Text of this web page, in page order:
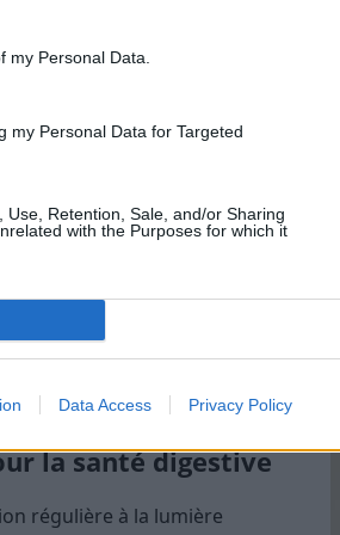
my Personal Data.
my Personal Data for Targeted
Retention, Sale, and/or Sharing
with the Purposes for which it
Data Access Privacy Policy
et le
aussi nos habitudes
a tendance à adopter des
à une meilleure digestion et
comme lors d’un déjeuner en
meilleure digestion. La
de nourriture
luminosité.
la santé digestive
régulière à la lumière